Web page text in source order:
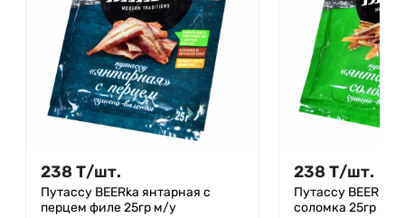
238 Т/шт.
Путассу BEERka янтарная с
перцем филе 25гр м/у
238 Т/шт.
Путассу BEERka
соломка 25гр м/у